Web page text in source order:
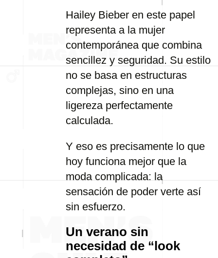
Hailey Bieber en este papel
representa a la mujer
contemporánea que combina
sencillez y seguridad. Su estilo
no se basa en estructuras
complejas, sino en una
ligereza perfectamente
calculada.
Y eso es precisamente lo que
hoy funciona mejor que la
moda complicada: la
sensación de poder verte así
sin esfuerzo.
Un verano sin
necesidad de “look